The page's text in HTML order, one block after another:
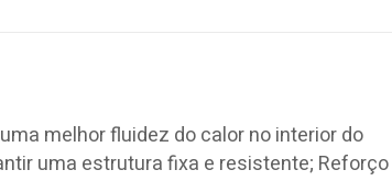
melhor fluidez do calor no interior do
uma estrutura fixa e resistente; Reforço